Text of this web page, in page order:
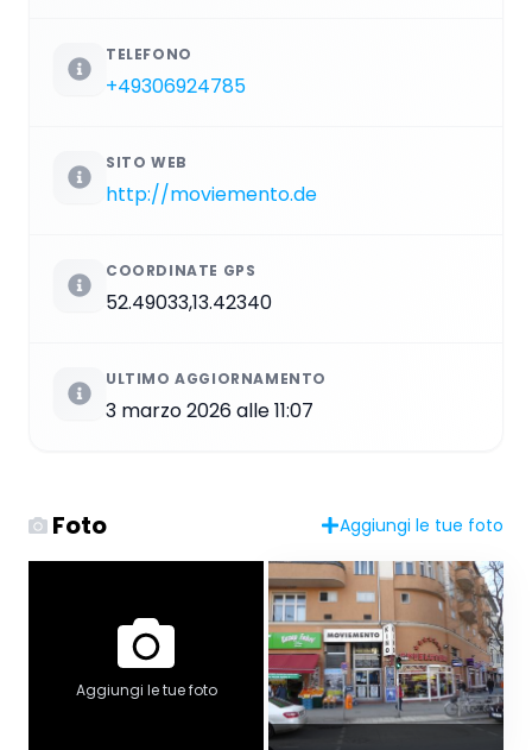
TELEFONO
+49306924785
SITO WEB
http://moviemento.de
COORDINATE GPS
52.49033,13.42340
ULTIMO AGGIORNAMENTO
3 marzo 2026 alle 11:07
Foto Aggiungi le tue foto
Aggiungi le tue foto